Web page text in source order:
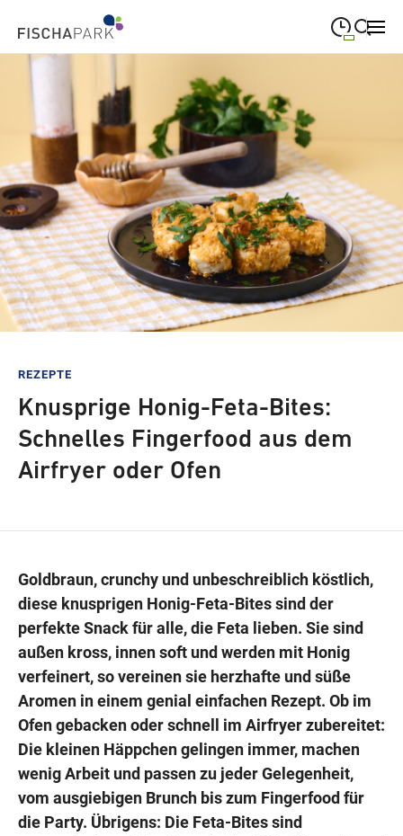
Suche schließen
Montag
Dienstag
DIENSTAG 09:00
Mittwoch
MITTWOCH 09:00—
Donnerstag
DONNERSTAG 09:00—19:00
Freitag
FREITAG 09:00 —19:00
Samstag
SAMSTAG 09:00
Wegbeschreibung
REZEPTE
Knusprige Honig-Feta-Bites:
Schnelles Fingerfood aus dem
Airfryer oder Ofen
Goldbraun, crunchy und unbeschreiblich köstlich,
diese knusprigen Honig-Feta-Bites sind der
perfekte Snack für alle, die Feta lieben. Sie sind
außen kross, innen soft und werden mit Honig
verfeinert, so vereinen sie herzhafte und süße
Aromen in einem genial einfachen Rezept. Ob im
Ofen gebacken oder schnell im Airfryer zubereitet:
Die kleinen Häppchen gelingen immer, machen
wenig Arbeit und passen zu jeder Gelegenheit,
vom ausgiebigen Brunch bis zum Fingerfood für
die Party. Übrigens: Die Feta-Bites sind